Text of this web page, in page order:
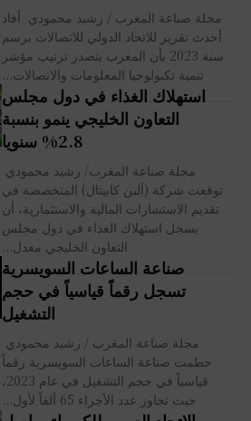
مجلة صناعة المغرب / رشيد محمودي أفاد
أحدث تقرير للاتحاد الدولي للاتصالات برسم
سنة 2023 بأن المغرب يتصدر ترتيب مؤشر
تنمية تكنولوجيا المعلومات والاتصالات...
استهلاك الغذاء في دول مجلس
التعاون الخليجي ينمو بنسبة
2.8% سنويا
مجلة صناعة المغرب/ رشيد محمودي
توقعت شركة (آلبن كابيتال) المتخصصة في
تقديم الاستشارات المالية والاستثمارية، أن
يسجل استهلاك الغذاء في دول مجلس
التعاون الخليجي معدل...
صناعة الساعات السويسرية
تسجل رقماً قياسياً في حجم
التشغيل
مجلة صناعة المغرب / رشيد محمودي
حطمت صناعة الساعات السويسرية رقماً
قياسياً في حجم التشغيل في عام 2023،
حيث تجاوز عدد الأجراء 65 ألفاً لأول...